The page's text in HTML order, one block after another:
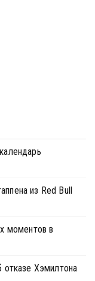
из Red Bull
моментов в
отказе Хэмилтона